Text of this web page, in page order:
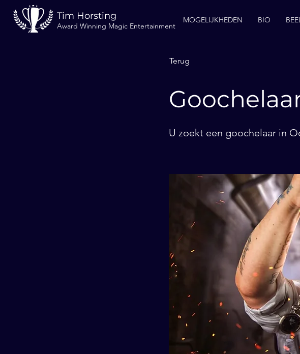
Tim Horsting
Award Winning Magic Entertainment
MOGELIJKHEDEN BIO
Terug
U zoekt een goochelaar in